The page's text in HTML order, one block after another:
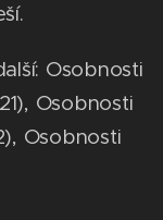
Osobnosti
Osobnosti
Osobnosti